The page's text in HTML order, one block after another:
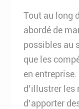
Tout au long
abordé de
possibles au
que les
en
d’illustrer les
d’apporter